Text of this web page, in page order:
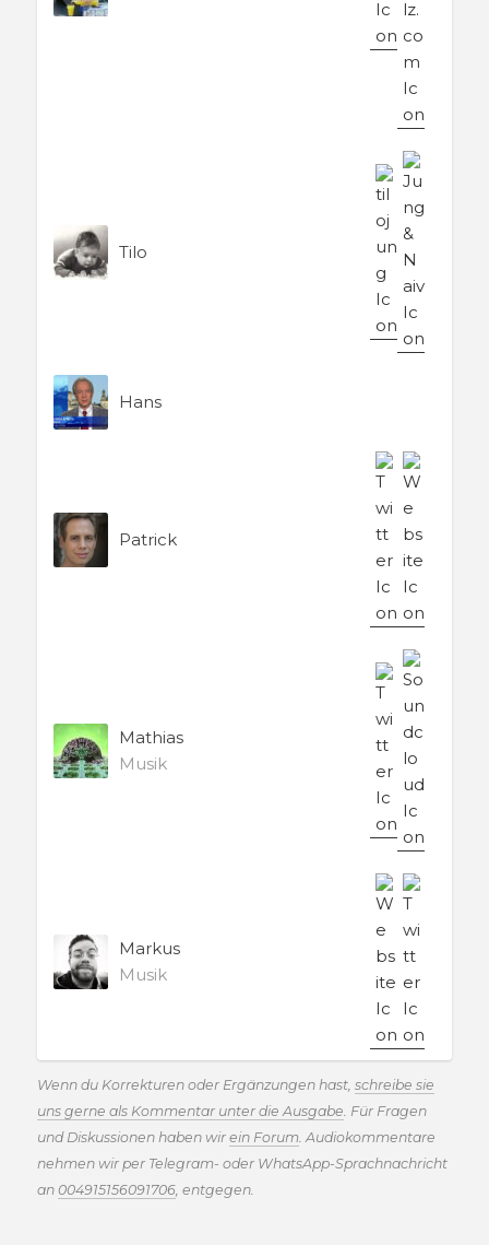
Tilo
Hans
Patrick
Mathias
Musik
Markus
Musik
Wenn du Korrekturen oder Ergänzungen hast,schreibe sie
uns gerne als Kommentar unter die Ausgabe. Für Fragen
und Diskussionen haben wirein Forum. Audiokommentare
nehmen wir per Telegram- oder WhatsApp-Sprachnachricht
an004915156091706, entgegen.